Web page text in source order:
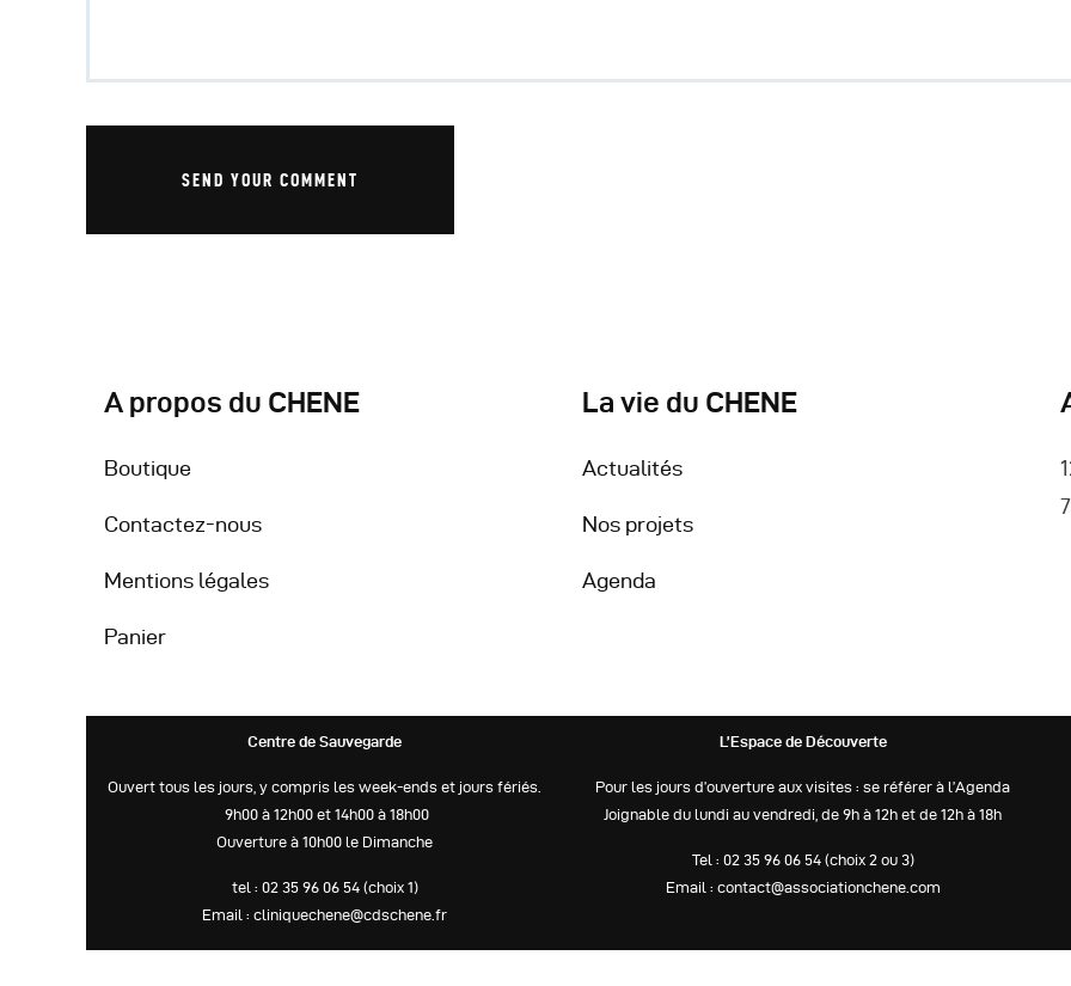
A propos du CHENE
Boutique
Contactez-nous
Mentions légales
Panier
La vie du CHENE
Actualités
Nos projets
Agenda
Centre de Sauvegarde
Ouvert tous les jours, y compris les week-ends et jours fériés.
9h00 à 12h00 et 14h00 à 18h00
Ouverture à 10h00 le Dimanche
tel : 02 35 96 06 54 (choix 1)
Email : cliniquechene@cdschene.fr
L’Espace de Découverte
Pour les jours d’ouverture aux visites : se référer à l’Agenda
Joignable du lundi au vendredi, de 9h à 12h et de 12h à 18h
Tel : 02 35 96 06 54 (choix 2 ou 3)
Email : contact@associationchene.com